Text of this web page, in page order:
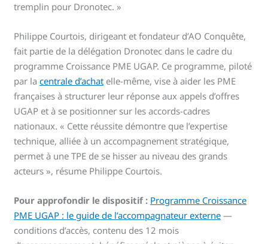
tremplin pour Dronotec. »
Philippe Courtois, dirigeant et fondateur d’AO Conquête,
fait partie de la délégation Dronotec dans le cadre du
programme Croissance PME UGAP. Ce programme, piloté
par lacentrale d’achat elle-même, vise à aider les PME
françaises à structurer leur réponse aux appels d’offres
UGAP et à se positionner sur les accords-cadres
nationaux. « Cette réussite démontre que l’expertise
technique, alliée à un accompagnement stratégique,
permet à une TPE de se hisser au niveau des grands
acteurs », résume Philippe Courtois.
Pour approfondir le dispositif : Programme Croissance
PME UGAP : le guide de l’accompagnateur externe —
conditions d’accès, contenu des 12 mois